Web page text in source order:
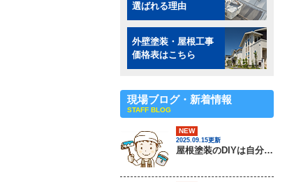
選ばれる理由
外壁塗装・屋根工事
価格表はこちら
現場ブログ・新着情報
STAFF BLOG
NEW
2025.09.15更新
屋根塗装のDIYは自分でできるの？ / 茨城県常総市・坂東市・守谷市・つくば市・境町の外壁塗装＆屋根専門店